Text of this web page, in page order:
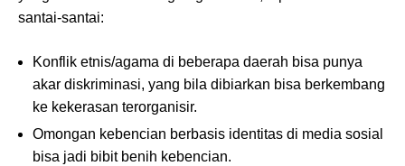
santai-santai:
Konflik etnis/agama di beberapa daerah bisa punya
akar diskriminasi, yang bila dibiarkan bisa berkembang
ke kekerasan terorganisir.
Omongan kebencian berbasis identitas di media sosial
bisa jadi bibit benih kebencian.